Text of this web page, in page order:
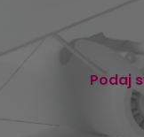
Podaj